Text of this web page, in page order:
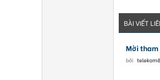
BÀI VIẾT
Mời tham
bởi